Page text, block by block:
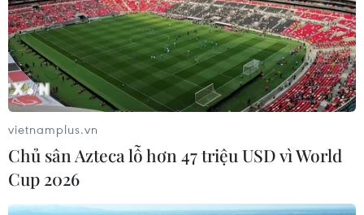
vietnamplus.vn
Chủ sân Azteca lỗ hơn 47 triệu USD vì World
Cup 2026